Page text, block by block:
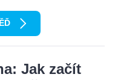
Jak začít